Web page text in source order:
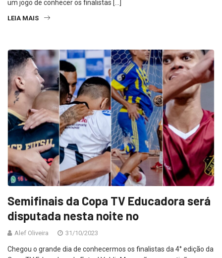
um jogo de conhecer os finalistas […]
LEIA MAIS
Semifinais da Copa TV Educadora será
disputada nesta noite no
Alef Oliveira 31/10/2023
Chegou o grande dia de conhecermos os finalistas da 4° edição da